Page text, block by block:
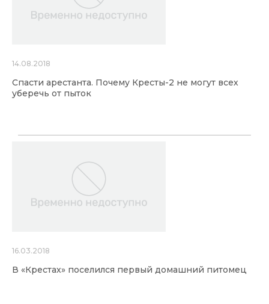
14.08.2018
Спасти арестанта. Почему Кресты-2 не могут всех
уберечь от пыток
16.03.2018
В «Крестах» поселился первый домашний питомец